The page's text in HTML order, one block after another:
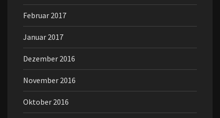
Februar 2017
Januar 2017
Dezember 2016
November 2016
Oktober 2016